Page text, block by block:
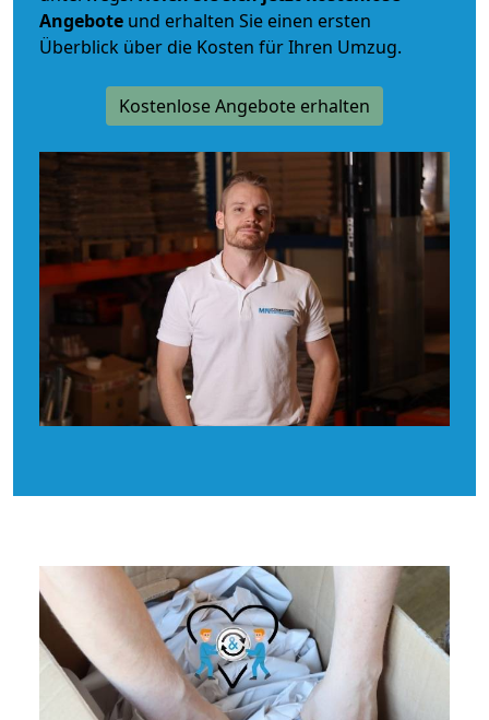
Angebote und erhalten Sie einen ersten
Überblick über die Kosten für Ihren Umzug.
Kostenlose Angebote erhalten